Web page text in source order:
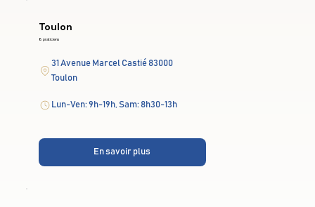
Toulon
8 praticiens
31 Avenue Marcel Castié 83000
Toulon
Lun-Ven: 9h-19h, Sam: 8h30-13h
En savoir plus